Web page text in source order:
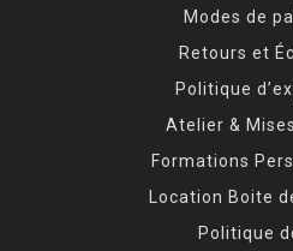
Modes de
Retours et
Politique
Atelier &
Formations
Location Boite
Politique